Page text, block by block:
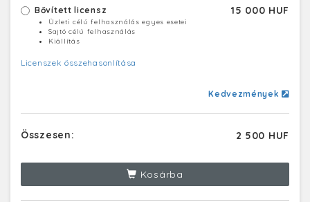
Bővített licensz 15 000 HUF
Üzleti célú felhasználás egyes esetei
Sajtó célú felhasználás
Kiállítás
Licenszek összehasonlítása
Kedvezmények
Összesen: 2 500 HUF
Kosárba